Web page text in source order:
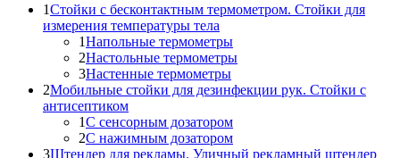
1Стойки с бесконтактным термометром. Стойки для
измерения температуры тела
1Напольные термометры
2Настольные термометры
3Настенные термометры
2Мобильные стойки для дезинфекции рук. Стойки с
антисептиком
1С сенсорным дозатором
2С нажимным дозатором
3Штендер для рекламы. Уличный рекламный штендер